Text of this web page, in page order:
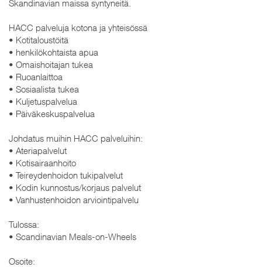
Skandinavian maissa syntyneitä.
HACC palveluja kotona ja yhteisössä
• Kotitaloustöitä
• henkilökohtaista apua
• Omaishoitajan tukea
• Ruoanlaittoa
• Sosiaalista tukea
• Kuljetuspalvelua
• Päiväkeskuspalvelua
Johdatus muihin HACC palveluihin:
• Ateriapalvelut
• Kotisairaanhoito
• Teireydenhoidon tukipalvelut
• Kodin kunnostus/korjaus palvelut
• Vanhustenhoidon arviointipalvelu
Tulossa:
• Scandinavian Meals-on-Wheels
Osoite: